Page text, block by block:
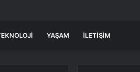
YAŞAM İLETIŞIM